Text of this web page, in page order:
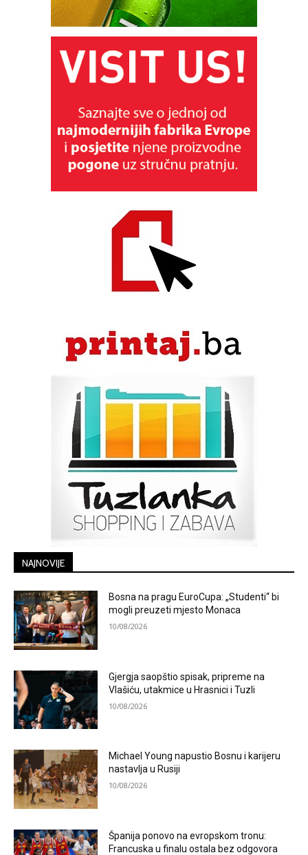
NAJNOVIJE
Bosna na pragu EuroCupa: „Studenti“ bi
mogli preuzeti mjesto Monaca
10/08/2026
Gjergja saopštio spisak, pripreme na
Vlašiću, utakmice u Hrasnici i Tuzli
10/08/2026
Michael Young napustio Bosnu i karijeru
nastavlja u Rusiji
10/08/2026
Španija ponovo na evropskom tronu:
Francuska u finalu ostala bez odgovora